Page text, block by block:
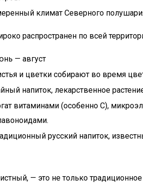
климат Северного
распространен по всей
— август
и цветки собирают во время
напиток, лекарственное
витаминами (особенно С),
русский напиток,
— это не только